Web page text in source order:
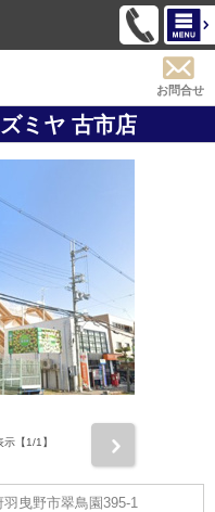
お問合せ
ミヤ 古市店
示【1/1】
羽曳野市翠鳥園395-1